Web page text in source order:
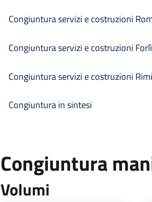
Congiuntura servizi e costruzioni
Congiuntura servizi e costruzioni
Congiuntura servizi e costruzioni
Congiuntura in sintesi
Congiuntura
Volumi